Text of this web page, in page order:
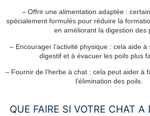
– Offrir une alimentation adaptée :
spécialement formulés pour réduire la
en améliorant la digestion des
– Encourager l’activité physique : cela aide
digestif et à évacuer les poils plus
– Fournir de l’herbe à chat : cela peut aider à
l’élimination des poils.
QUE FAIRE SI VOTRE CHAT A